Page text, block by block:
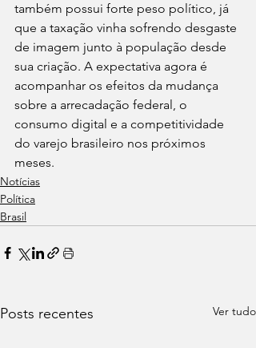
também possui forte peso político, já
que a taxação vinha sofrendo desgaste
de imagem junto à população desde
sua criação. A expectativa agora é
acompanhar os efeitos da mudança
sobre a arrecadação federal, o
consumo digital e a competitividade
do varejo brasileiro nos próximos
meses.
Notícias
Política
Brasil
Posts recentes Ver tudo